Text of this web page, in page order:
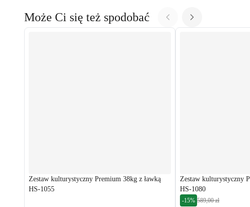
Może Ci się też spodobać
Zestaw kulturystyczny Premium 38kg z ławką
HS-1055
Zestaw kulturystyczny
HS-1080
-15% 589,00 zł